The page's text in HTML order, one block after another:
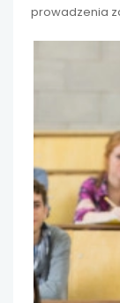
prowadzenia